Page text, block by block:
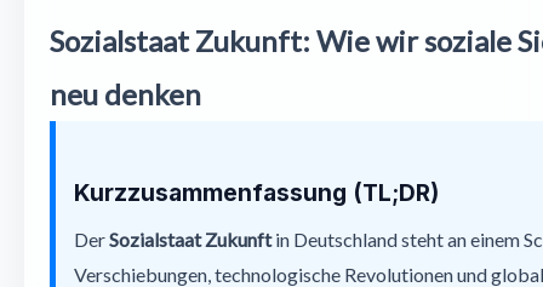
Aktuelle Herausforderungen: Warum der Sozialstaat knirscht
Visionen für die soziale Sicherung Deutschland: Mehr als
Konkrete Schritte für eine resiliente soziale Sicherung
Die Rolle der Bürger und der Politik
Sozialstaat Zukunft: Wie wir soziale
neu denken
Kurzzusammenfassung (TL;DR)
DerSozialstaat Zukunftin Deutschland steht an einem
Verschiebungen, technologische Revolutionen und